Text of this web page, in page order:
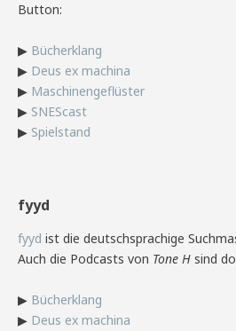
Button:
▶ Bücherklang
▶ Deus ex machina
▶ Maschinengeflüster
▶ SNEScast
▶ Spielstand
fyyd
fyyd ist die deutschsprachige
Auch die Podcasts von Tone H sind
▶ Bücherklang
▶ Deus ex machina